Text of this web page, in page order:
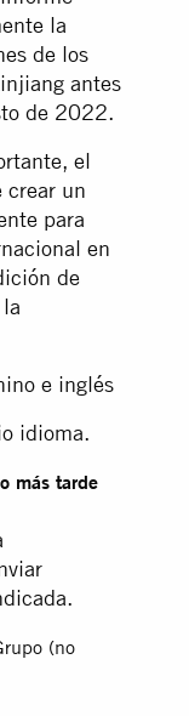
la
de los
antes
de 2022.
el
crear un
para
en
de
e inglés
idioma.
más tarde
(no